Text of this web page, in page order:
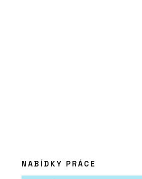
NABÍDKY PRÁCE